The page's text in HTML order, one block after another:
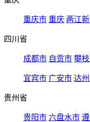
重庆市 重庆 两江
四川省
成都市 自贡市 攀
宜宾市 广安市 达
贵州省
贵阳市 六盘水市